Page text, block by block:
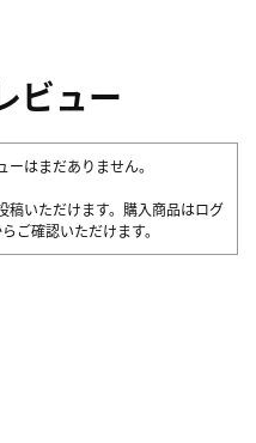
ビュー
はまだありません。
稿いただけます。購入商品はログ
ご確認いただけます。